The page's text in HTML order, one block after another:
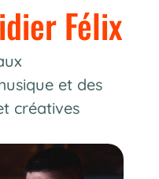
Félix
et des
créatives